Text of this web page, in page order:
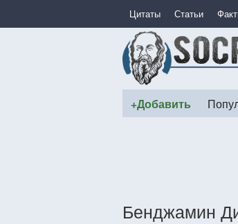
Цитаты Статьи
+Добавить
Бенджамин